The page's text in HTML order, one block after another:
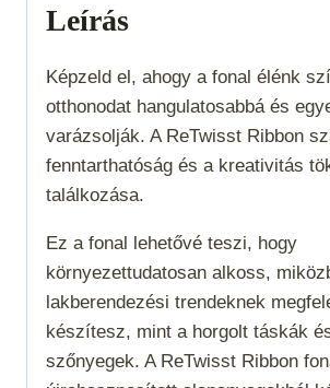
Leírás
Képzeld el, ahogy a fonal élénk
otthonodat hangulatosabbá és
varázsolják. A ReTwisst Ribbon
fenntarthatóság és a kreativitás
találkozása.
Ez a fonal lehetővé teszi, hogy
környezettudatosan alkoss,
lakberendezési trendeknek
készítesz, mint a horgolt táskák
szőnyegek. A ReTwisst Ribbon